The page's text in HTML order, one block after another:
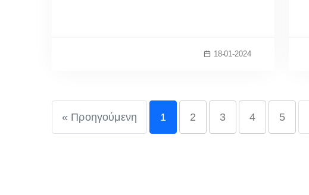
18-01-2024
« Προηγούμενη 1 2 3 4 5